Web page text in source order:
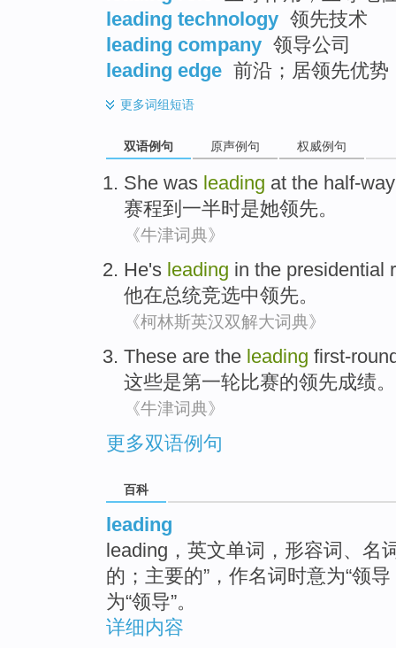
leading technology 领先技术
leading company 领导公司
leading edge 前沿；居领先优
更多词组短语
双语例句 原声例句 权威例句
She was leading at the half-way
赛程到 一半时是她领先。
《牛津词典》
He's leading in the presidential
他在总统竞选中领先。
《柯林斯英汉双解大词典》
These are the leading first-
这些是第一轮比赛的领先成绩。
《牛津词典》
更多双语例句
百科
leading
leading，英文单词，形容词、名
的；主要的”，作名词时意为“领
为“领导”。
详细内容